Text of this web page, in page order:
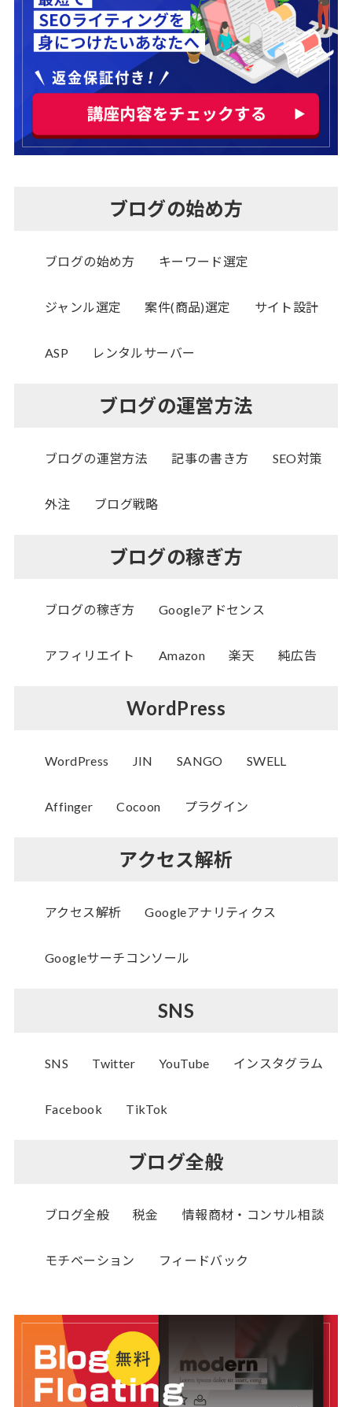
ブログの始め方
ブログの始め方 キーワード選定
ジャンル選定 案件(商品)選定 サイト設計
ASP レンタルサーバー
ブログの運営方法
ブログの運営方法 記事の書き方 SEO対策
外注 ブログ戦略
ブログの稼ぎ方
ブログの稼ぎ方 Googleアドセンス
アフィリエイト Amazon 楽天 純広告
WordPress
WordPress JIN SANGO SWELL
Affinger Cocoon プラグイン
アクセス解析
アクセス解析 Googleアナリティクス
Googleサーチコンソール
SNS
SNS Twitter YouTube インスタグラム
Facebook TikTok
ブログ全般
ブログ全般 税金 情報商材・コンサル相談
モチベーション フィードバック